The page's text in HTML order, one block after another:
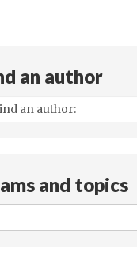
an author
and topics